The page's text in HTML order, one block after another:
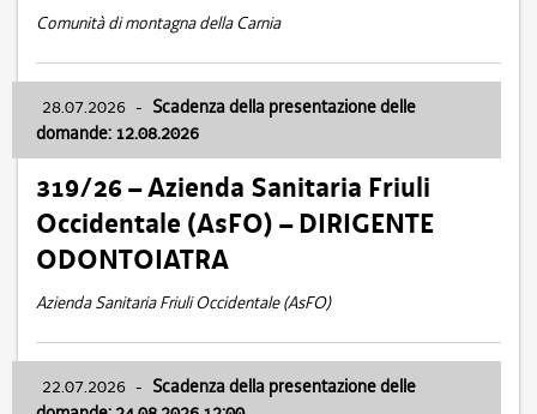
Comunità di montagna della Carnia
28.07.2026 - Scadenza della presentazione delle
domande: 12.08.2026
319/26 – Azienda Sanitaria Friuli
Occidentale (AsFO) – DIRIGENTE
ODONTOIATRA
Azienda Sanitaria Friuli Occidentale (AsFO)
22.07.2026 - Scadenza della presentazione delle